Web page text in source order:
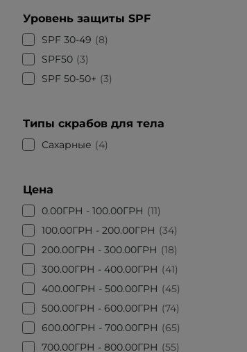
Уровень защиты SPF
SPF 30-49
8
SPF50 3
SPF 50-50+
3
Типы скрабов для тела
Сахарные 4
Цена
0.00ГРН - 100.00ГРН
11
100.00ГРН - 200.00ГРН
34
200.00ГРН - 300.00ГРН
18
300.00ГРН - 400.00ГРН
41
400.00ГРН - 500.00ГРН
45
500.00ГРН - 600.00ГРН
74
600.00ГРН - 700.00ГРН
65
700.00ГРН - 800.00ГРН
55